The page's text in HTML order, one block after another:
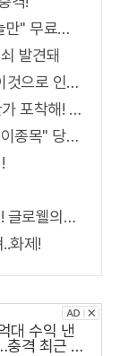
로또 972회 번호 6자리 몽땅 공개, "오늘만" 무료니까 꼭 오늘 확인하세요.
발견돼
빚더미에 삶을 포가히려던 50대 남성, 이것으로 인생역전
코인 폭락에.. 투자자 몰리는 "이것" 상한가 포착해! 미리 투자..
한달만에 "37억" 터졌다?! 매수율 1위..."이종목" 당장사라!
부족한 머리숱,"두피문신"으로 채우세요! 글로웰의원 의)96837
화제!
대 수익 낸
격 최근 냉